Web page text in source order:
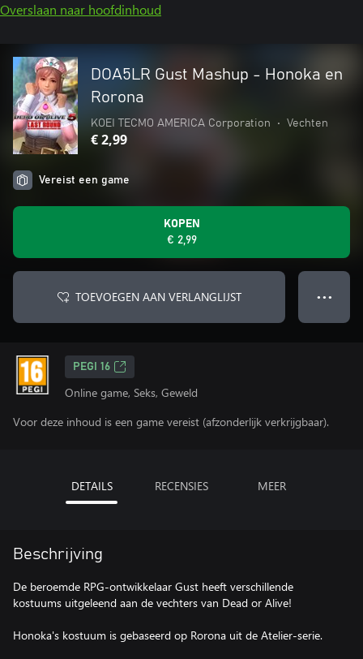
Overslaan naar hoofdinhoud
DOA5LR Gust Mashup - Honoka en
Rorona
KOEI TECMO AMERICA Corporation • Vechten
€ 2,99
Vereist een game
KOPEN
€ 2,99
TOEVOEGEN AAN VERLANGLIJST ● ● ●
PEGI 16
Online game, Seks, Geweld
Voor deze inhoud is een game vereist (afzonderlijk verkrijgbaar).
DETAILS RECENSIES MEER
Beschrijving
De beroemde RPG-ontwikkelaar Gust heeft verschillende
kostuums uitgeleend aan de vechters van Dead or Alive!
Honoka's kostuum is gebaseerd op Rorona uit de Atelier-serie.